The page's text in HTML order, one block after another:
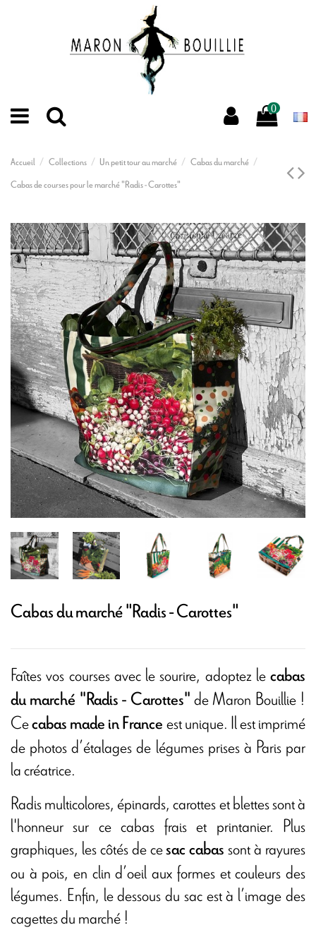
0
Accueil Collections Un petit tour au marché
Cabas du marché
Cabas de courses pour le marché "Radis - Carottes"
Cabas du marché "Radis - Carottes"
Faîtes vos courses avec le sourire, adoptez lecabas
du marché "Radis - Carottes"de Maron Bouillie !
Cecabas made in Franceest unique. Il est imprimé
de photos d’étalages de légumes prises à Paris par
la créatrice.
Radis multicolores, épinards, carottes et blettes sont à
l'honneur sur ce cabas frais et printanier. Plus
graphiques, les côtés de cesac cabassont à rayures
ou à pois, en clin d’oeil aux formes et couleurs des
légumes. Enfin, le dessous du sac est à l’image des
cagettes du marché !